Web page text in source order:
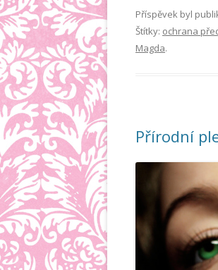
Příspěvek byl
Štítky: ochrana
Magda.
Přírodní